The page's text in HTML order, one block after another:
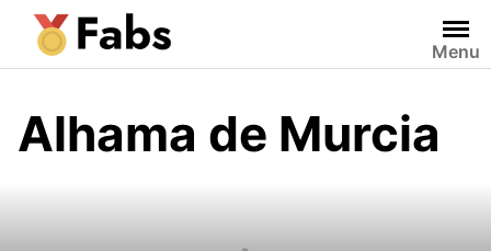
Saltar
contenido
Menu
Alhama de Murcia